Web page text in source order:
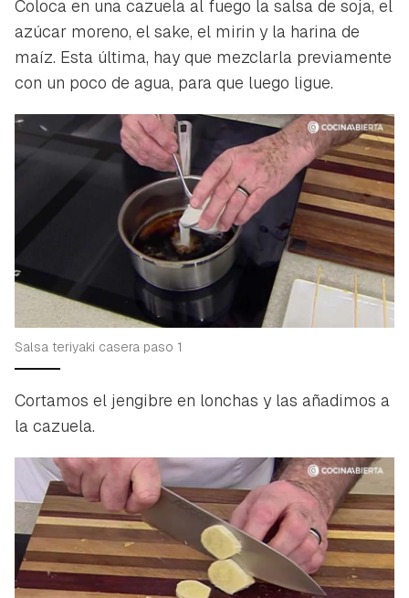
Coloca en una cazuela al fuego la salsa de soja, el
azúcar moreno, el sake, el mirin y la harina de
maíz. Esta última, hay que mezclarla previamente
con un poco de agua, para que luego ligue.
Salsa teriyaki casera paso 1
Cortamos el jengibre en lonchas y las añadimos a
la cazuela.